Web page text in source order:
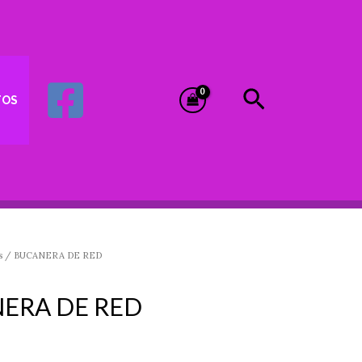
Buscar
/ BUCANERA DE RED
DE RED